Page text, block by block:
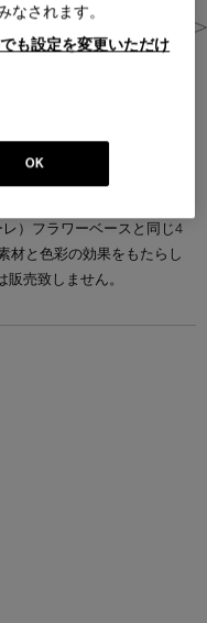
除する、型破りでありなが
ツィア・ムラーノの伝統
）フラワーベースと同じ4
材と色彩の効果をもたらし
売致しません。
なされます。
も設定を変更いただけ
OK